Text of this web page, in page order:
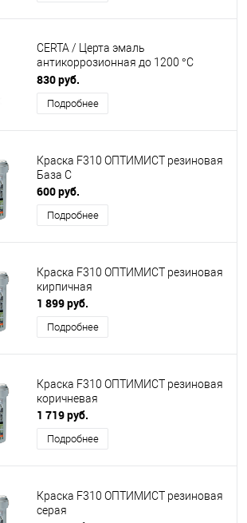
CERTA / Церта эмаль
антикоррозионная до 1200 °C
черный (~RAL 9005)
830 руб.
Подробнее
Краска F310 ОПТИМИСТ резиновая
База С
600 руб.
Подробнее
Краска F310 ОПТИМИСТ резиновая
кирпичная
1 899 руб.
Подробнее
Краска F310 ОПТИМИСТ резиновая
коричневая
1 719 руб.
Подробнее
Краска F310 ОПТИМИСТ резиновая
серая